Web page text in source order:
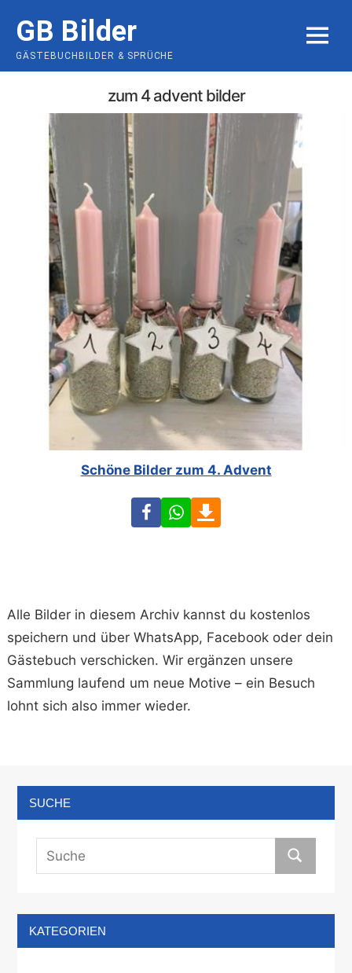
content
GB Bilder
GÄSTEBUCHBILDER & SPRÜCHE
MENU
zum 4 advent bilder
Schöne Bilder zum 4. Advent
FacebookWhatsApp
Alle Bilder in diesem Archiv kannst du kostenlos
speichern und über WhatsApp, Facebook oder dein
Gästebuch verschicken. Wir ergänzen unsere
Sammlung laufend um neue Motive – ein Besuch
lohnt sich also immer wieder.
SUCHE
KATEGORIEN